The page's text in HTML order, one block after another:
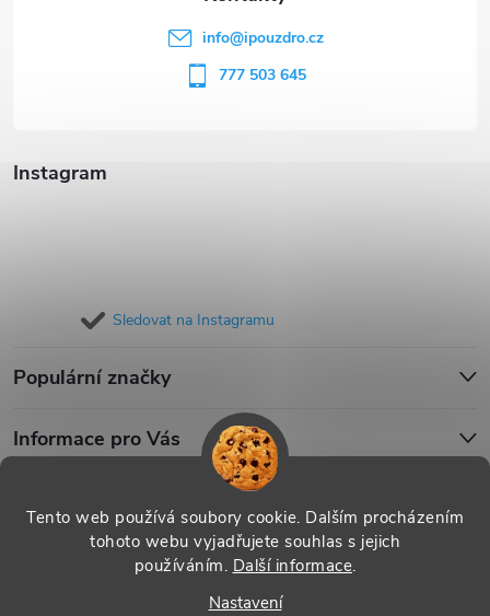
Tento web používá soubory cookie. Dalším procházením
tohoto webu vyjadřujete souhlas s jejich
používáním. Další informace.
Nastavení
Instagram
Sledovat na Instagramu
Populární značky
Informace pro Vás
info@ipouzdro.cz
777 503 645
Copyright 2026 . Všechna práva vyhrazena.
nastavení cookies